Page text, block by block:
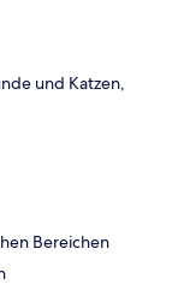
und Katzen,
Bereichen